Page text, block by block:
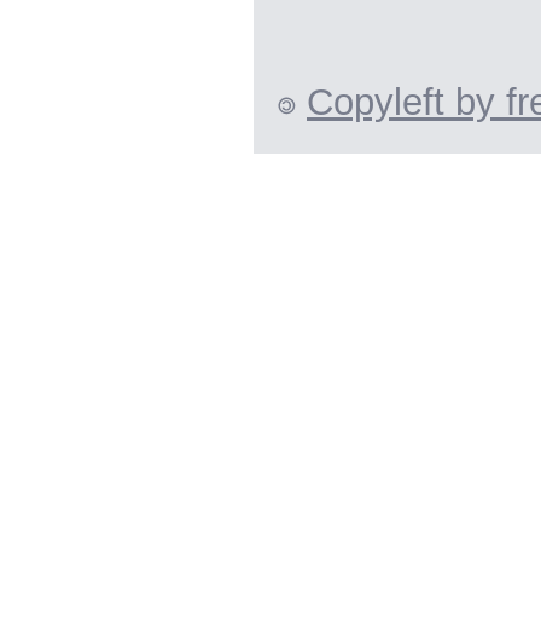
Copyleft by